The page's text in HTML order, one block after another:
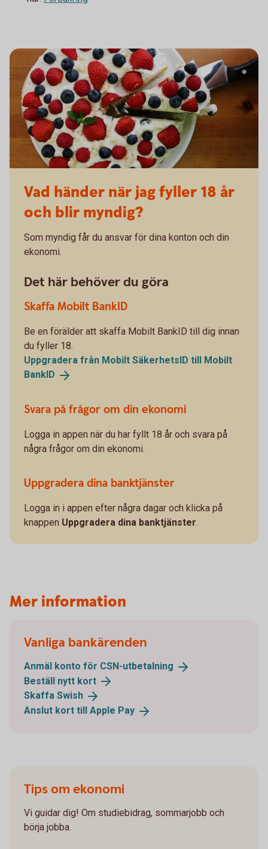
Vad händer när jag fyller 18 år
och blir myndig?
Som myndig får du ansvar för dina konton och din
ekonomi.
Det här behöver du göra
Skaffa Mobilt BankID
Be en förälder att skaffa Mobilt BankID till dig innan
du fyller 18.
Uppgradera från Mobilt SäkerhetsID till Mobilt
BankID
Svara på frågor om din ekonomi
Logga in appen när du har fyllt 18 år och svara på
några frågor om din ekonomi.
Uppgradera dina banktjänster
Logga in i appen efter några dagar och klicka på
knappen Uppgradera dina banktjänster
Mer information
Vanliga bankärenden
Anmäl konto för CSN-utbetalning
Beställ nytt kort
Skaffa Swish
Anslut kort till Apple Pay
Tips om ekonomi
Vi guidar dig! Om studiebidrag, sommarjobb och
börja jobba.